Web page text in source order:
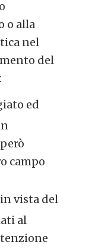
o alla
nel
del
ed
campo
vista del
al